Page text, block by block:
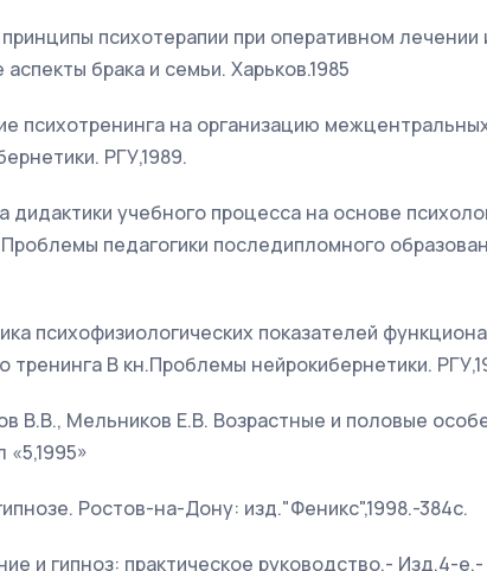
психотерапии при оперативном лечении
брака и семьи. Харьков.1985
психотренинга на организацию
РГУ,1989.
учебного процесса на основе
педагогики последипломного
психофизиологических показателей
тренинга В кн.Проблемы нейрокибернетики.
В.В., Мельников Е.В. Возрастные и половые
Ростов-на-Дону: изд."Феникс",1998.-384с.
и гипноз: практическое руководство.- Изд.4-